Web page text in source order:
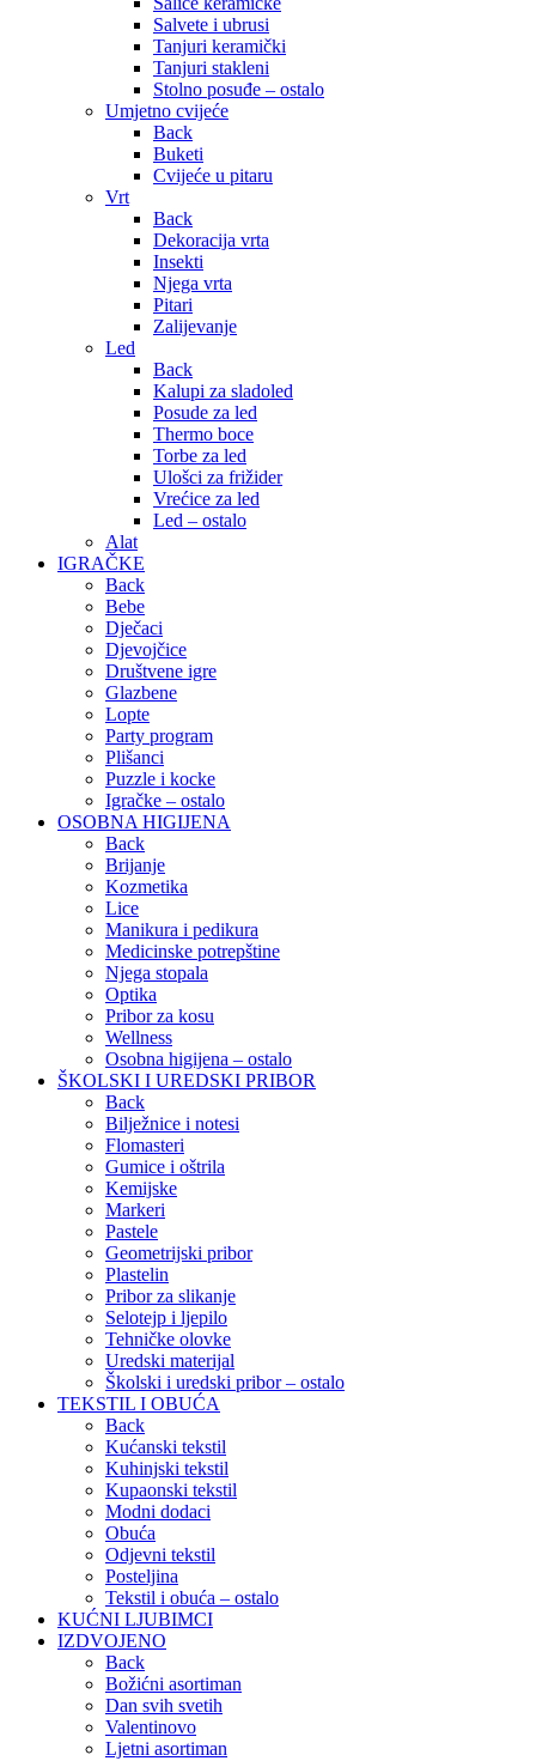
Salvete i ubrusi
Tanjuri keramički
Tanjuri stakleni
Stolno posuđe – ostalo
Umjetno cvijeće
Back
Buketi
Cvijeće u pitaru
Vrt
Back
Dekoracija vrta
Insekti
Njega vrta
Pitari
Zalijevanje
Led
Back
Kalupi za sladoled
Posude za led
Thermo boce
Torbe za led
Ulošci za frižider
Vrećice za led
Led – ostalo
Alat
IGRAČKE
Back
Bebe
Dječaci
Djevojčice
Društvene igre
Glazbene
Lopte
Party program
Plišanci
Puzzle i kocke
Igračke – ostalo
OSOBNA HIGIJENA
Back
Brijanje
Kozmetika
Lice
Manikura i pedikura
Medicinske potrepštine
Njega stopala
Optika
Pribor za kosu
Wellness
Osobna higijena – ostalo
ŠKOLSKI I UREDSKI PRIBOR
Back
Bilježnice i notesi
Flomasteri
Gumice i oštrila
Kemijske
Markeri
Pastele
Geometrijski pribor
Plastelin
Pribor za slikanje
Selotejp i ljepilo
Tehničke olovke
Uredski materijal
Školski i uredski pribor – ostalo
TEKSTIL I OBUĆA
Back
Kućanski tekstil
Kuhinjski tekstil
Kupaonski tekstil
Modni dodaci
Obuća
Odjevni tekstil
Posteljina
Tekstil i obuća – ostalo
KUĆNI LJUBIMCI
IZDVOJENO
Back
Božićni asortiman
Dan svih svetih
Valentinovo
Ljetni asortiman